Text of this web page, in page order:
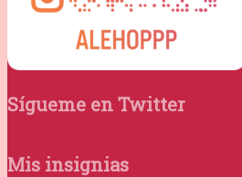
Sígueme en Twitter
Mis insignias